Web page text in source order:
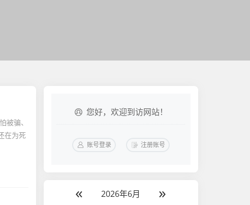
被骗、
在为死
您好，欢迎到访网站！
账号登录 注册账号
« 2026年6月 »